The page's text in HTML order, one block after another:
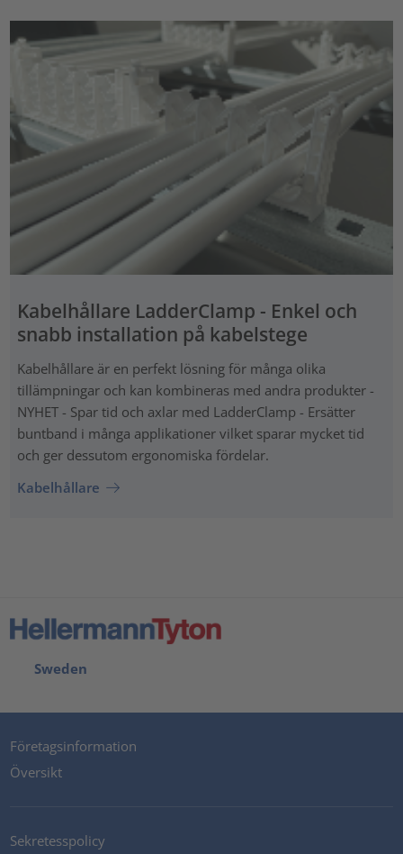
Kabelhållare LadderClamp - Enkel och
snabb installation på kabelstege
Kabelhållare är en perfekt lösning för många olika
tillämpningar och kan kombineras med andra produkter -
NYHET - Spar tid och axlar med LadderClamp - Ersätter
buntband i många applikationer vilket sparar mycket tid
och ger dessutom ergonomiska fördelar.
Kabelhållare
Sweden
Företagsinformation
Översikt
Sekretesspolicy